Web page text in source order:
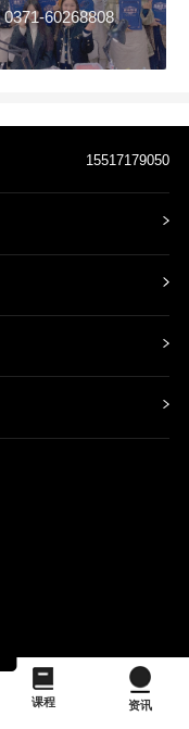
0371-60268808
15517179050
课程 资讯